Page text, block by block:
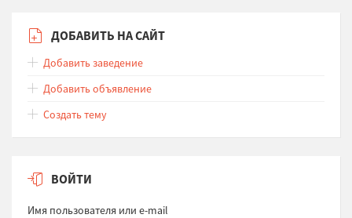
ДОБАВИТЬ НА САЙТ
Добавить заведение
Добавить объявление
Создать тему
ВОЙТИ
Имя пользователя или e-mail